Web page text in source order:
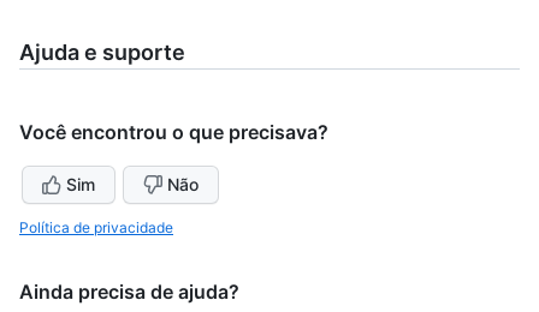
Ajuda e suporte
Você encontrou o que precisava?
Sim Não
Política de privacidade
Ainda precisa de ajuda?